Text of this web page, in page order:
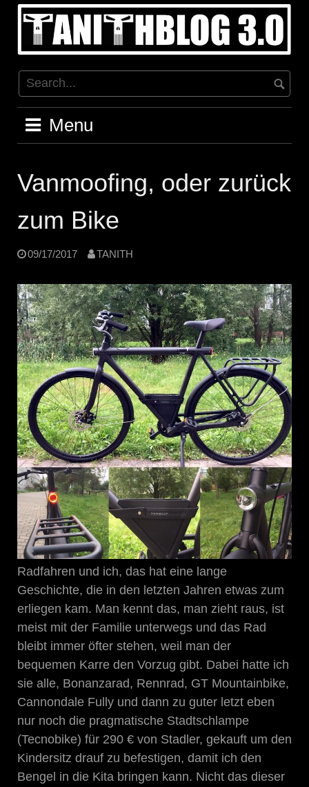
Skip
content
Menu
Vanmoofing, oder zurück
zum Bike
09/17/2017 TANITH
Radfahren und ich, das hat eine lange
Geschichte, die in den letzten Jahren etwas zum
erliegen kam. Man kennt das, man zieht raus, ist
meist mit der Familie unterwegs und das Rad
bleibt immer öfter stehen, weil man der
bequemen Karre den Vorzug gibt. Dabei hatte ich
sie alle, Bonanzarad, Rennrad, GT Mountainbike,
Cannondale Fully und dann zu guter letzt eben
nur noch die pragmatische Stadtschlampe
(Tecnobike) für 290 € von Stadler, gekauft um den
Kindersitz drauf zu befestigen, damit ich den
Bengel in die Kita bringen kann. Nicht das dieser